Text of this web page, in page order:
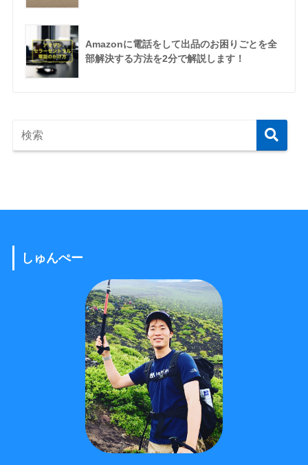
Amazonに電話をして出品のお困りごとを全
部解決する方法を2分で解説します！
しゅんぺー